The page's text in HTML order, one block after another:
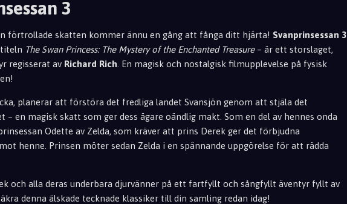
3
förtrollade skatten kommer ännu en gång att fånga ditt hjärta! Svanprinsessan 3
The Swan Princess: The Mystery of the Enchanted Treasure– är ett storslaget,
regisserat av Richard Rich . En magisk och nostalgisk filmupplevelse på fysisk
planerar att förstöra det fredliga landet Svansjön genom att stjäla det
– en magisk skatt som ger dess ägare oändlig makt. Som en del av hennes onda
Odette av Zelda, som kräver att prins Derek ger det förbjudna
henne. Prinsen möter sedan Zelda i en spännande uppgörelse för att rädda
och alla deras underbara djurvänner på ett fartfyllt och sångfyllt äventyr fyllt av
denna älskade tecknade klassiker till din samling redan idag!